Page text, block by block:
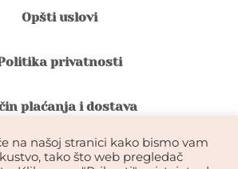
Opšti uslovi
privatnosti
plaćanja i dostava
i povrat robe
na našoj stranici kako bismo vam
tako što web pregledač